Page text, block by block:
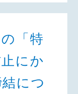
「特
にか
につ